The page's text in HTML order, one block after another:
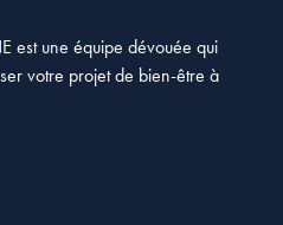
est une équipe dévouée qui
votre projet de bien-être à